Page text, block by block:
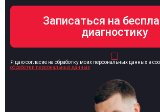
Я даю согласие на обработку моих персональных данных в
обработки персональных данных